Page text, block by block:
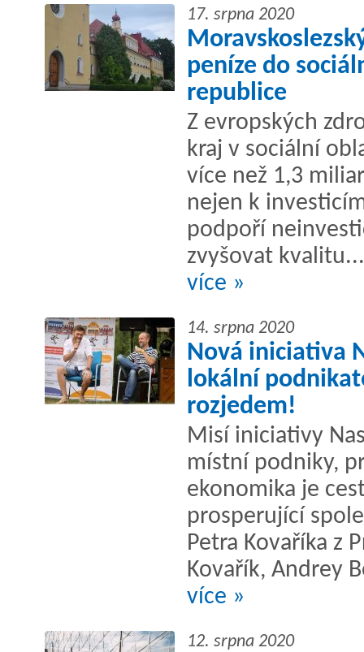
17. srpna 2020
peníze do
republice
Z evropských
kraj v sociální
více než 1,3
nejen k
podpoří
zvyšovat kvalitu...
více »
14. srpna 2020
Nová iniciativa
lokální
rozjedem!
Misí iniciativy
místní podniky,
ekonomika je
prosperující
Petra Kovaříka z
Kovařík, Andrey
více »
12. srpna 2020